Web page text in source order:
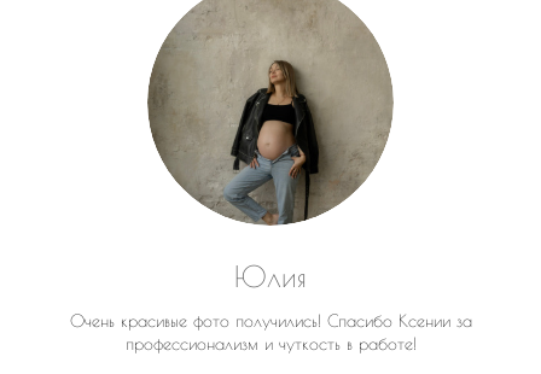
Юлия
Очень красивые фото получились! Спасибо Ксении за
профессионализм и чуткость в работе!